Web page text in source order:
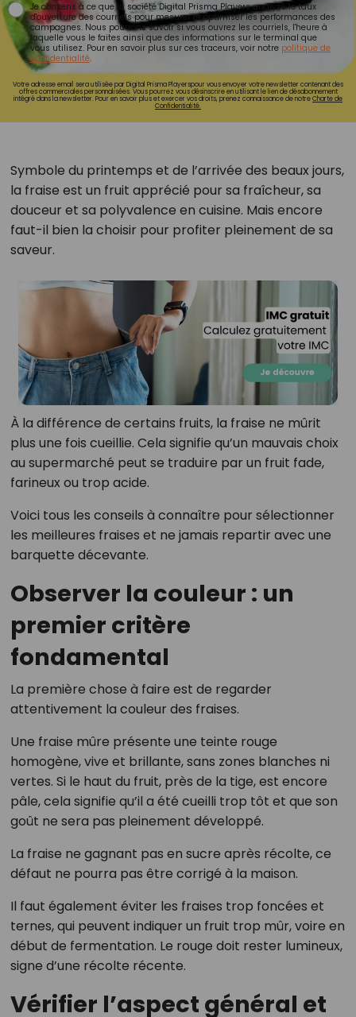
Je consens à ce que la société Digital Prisma Players analyse le taux
d'ouverture des courriels pour mesurer et optimiser les performances des
campagnes. Nous pourrons savoir si vous ouvrez les courriels, l'heure à
laquelle vous le faites ainsi que des informations sur le terminal que
vous utilisez. Pour en savoir plus sur ces traceurs, voir notre politique de
confidentialité.
Votre adresse email sera utilisée par Digital Prisma Playerspour vous envoyer votre newsletter contenant des
offres commerciales personnalisées. Vous pourrez vous désinscrire en utilisant le lien de désabonnement
intégré dans la newsletter. Pour en savoir plus et exercer vos droits, prenez connaissance de notreCharte de
Confidentialité.
Symbole du printemps et de l’arrivée des beaux jours,
la fraise est un fruit apprécié pour sa fraîcheur, sa
douceur et sa polyvalence en cuisine. Mais encore
faut-il bien la choisir pour profiter pleinement de sa
saveur.
À la différence de certains fruits, la fraise ne mûrit
plus une fois cueillie. Cela signifie qu’un mauvais choix
au supermarché peut se traduire par un fruit fade,
farineux ou trop acide.
Voici tous les conseils à connaître pour sélectionner
les meilleures fraises et ne jamais repartir avec une
barquette décevante.
Observer la couleur : un
premier critère
fondamental
La première chose à faire est de regarder
attentivement la couleur des fraises.
Une fraise mûre présente une teinte rouge
homogène, vive et brillante, sans zones blanches ni
vertes. Si le haut du fruit, près de la tige, est encore
pâle, cela signifie qu’il a été cueilli trop tôt et que son
goût ne sera pas pleinement développé.
La fraise ne gagnant pas en sucre après récolte, ce
défaut ne pourra pas être corrigé à la maison.
Il faut également éviter les fraises trop foncées et
ternes, qui peuvent indiquer un fruit trop mûr, voire en
début de fermentation. Le rouge doit rester lumineux,
signe d’une récolte récente.
Vérifier l’aspect général et